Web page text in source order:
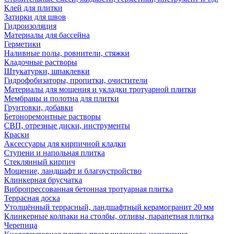
Клей для плитки
Затирки для швов
Гидроизоляция
Материалы для бассейна
Герметики
Наливные полы, ровнители, стяжки
Кладочные растворы
Штукатурки, шпаклевки
Гидрофобизаторы, пропитки, очистители
Материалы для мощения и укладки тротуарной плитки
Мембраны и полотна для плитки
Грунтовки, добавки
Бетоноремонтные растворы
СВП, отрезные диски, инструменты
Краски
Аксессуары для кирпичной кладки
Ступени и напольная плитка
Cтеклянный кирпич
Мощение, ландшафт и благоустройство
Клинкерная брусчатка
Вибропрессованная бетонная тротуарная плитка
Террасная доска
Утолщённый террасный, ландшафтный керамогранит 20 мм
Клинкерные колпаки на столбы, отливы, парапетная плитка
Черепица